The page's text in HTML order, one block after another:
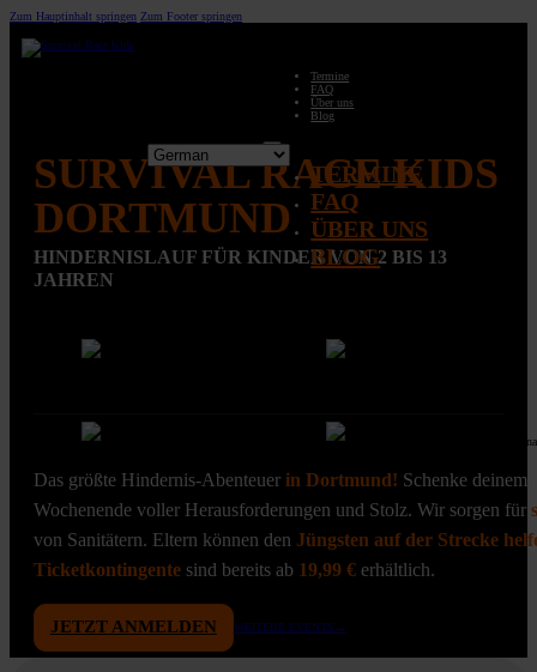
Zum Hauptinhalt springen Zum Footer springen
Termine
FAQ
Über uns
Blog
TERMINE
FAQ
ÜBER UNS
BLOG
SURVIVAL RACE KIDS
DORTMUND
HINDERNISLAUF FÜR KINDER VON 2 BIS 13
JAHREN
Das größte Hindernis-Abenteuer in Dortmund! Schenke
Wochenende voller Herausforderungen und Stolz. Wir sorgen für
von Sanitätern. Eltern können den Jüngsten auf der Strecke
Ticketkontingente sind bereits ab 19,99 € erhältlich.
JETZT ANMELDEN WEITERE EVENTS→